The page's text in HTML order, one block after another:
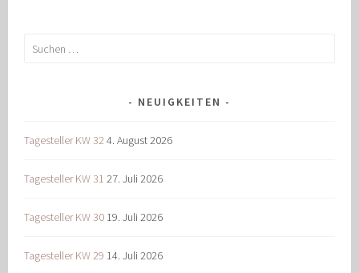
Suchen
NEUIGKEITEN
Tagesteller KW 324. August 2026
Tagesteller KW 31 27. Juli 2026
Tagesteller KW 30 19. Juli 2026
Tagesteller KW 29 14. Juli 2026